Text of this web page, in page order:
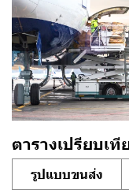
ตารางเปรียบเ
รูปแบบขนส่ง